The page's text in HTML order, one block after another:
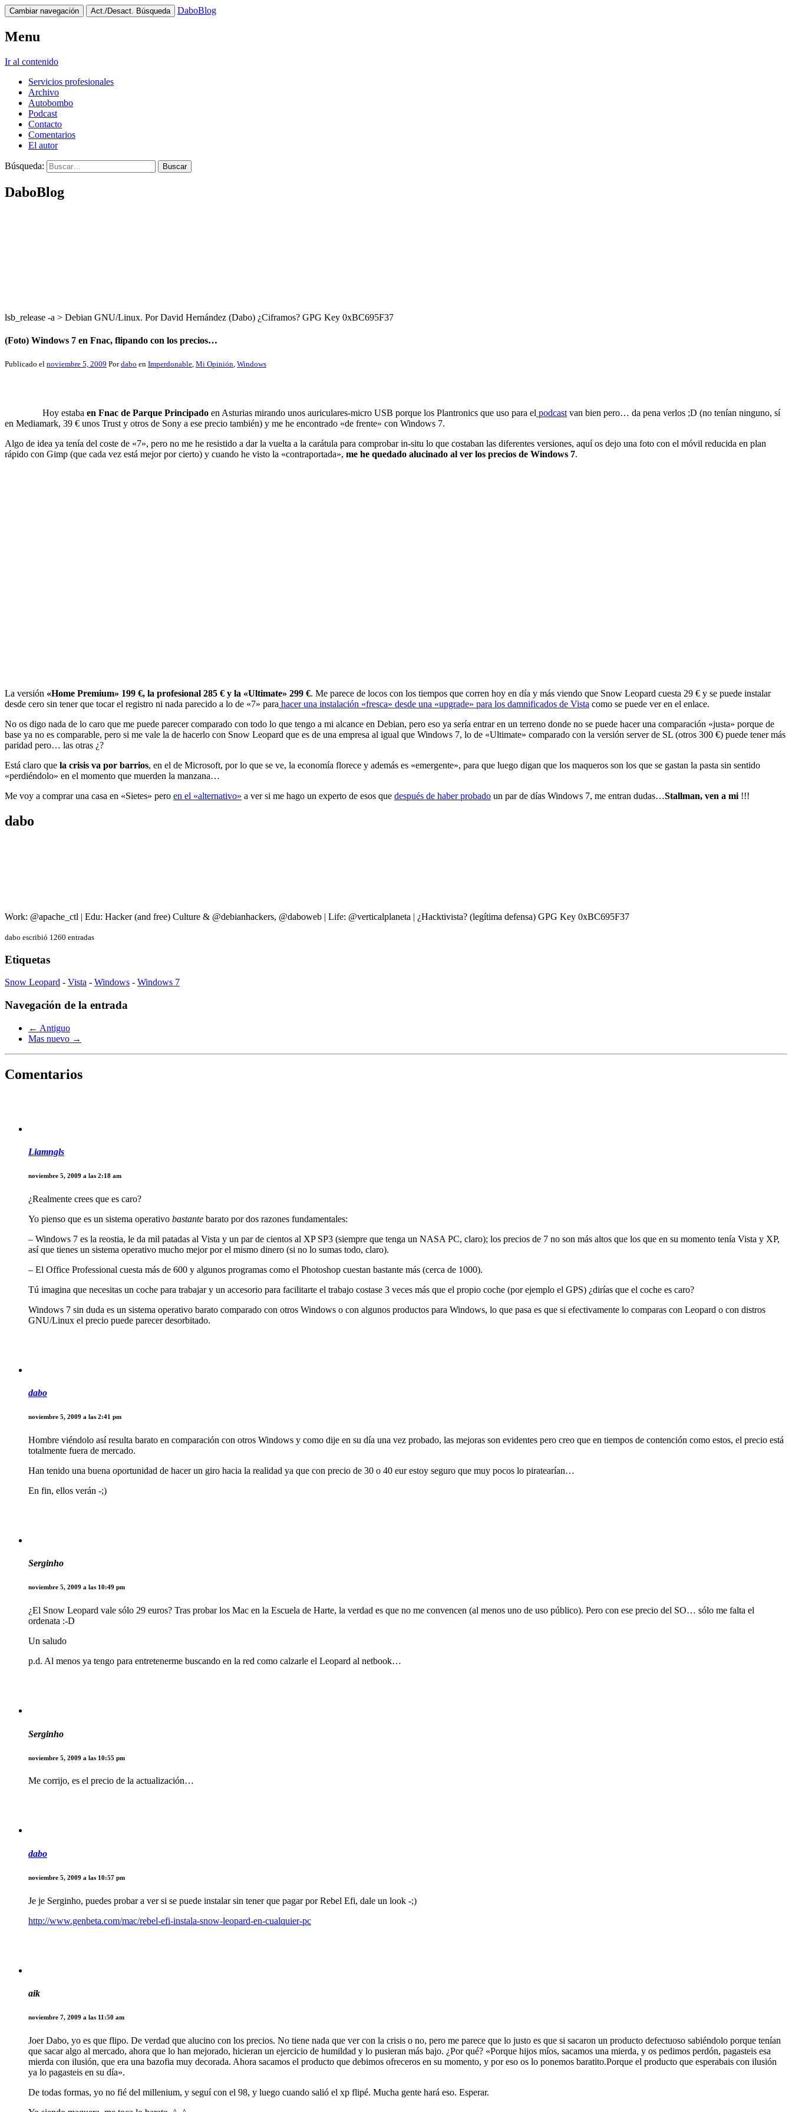
Cambiar navegación Act./Desact. Búsqueda DaboBlog
Menu
Ir al contenido
Servicios profesionales
Archivo
Autobombo
Podcast
Contacto
Comentarios
El autor
Búsqueda:
DaboBlog
lsb_release -a > Debian GNU/Linux. Por David Hernández (Dabo) ¿Ciframos? GPG Key 0xBC695F37
(Foto) Windows 7 en Fnac, flipando con los precios…
Publicado el noviembre 5, 2009 Pordabo en Imperdonable, Mi Opinión, Windows
Hoy estaba en Fnac de Parque Principado en Asturias mirando unos auriculares-micro USB porque los Plantronics que uso para el podcast van bien pero… da pena verlos ;D (no tenían ninguno, sí
en Mediamark, 39 € unos Trust y otros de Sony a ese precio también) y me he encontrado «de frente» con Windows 7.
Algo de idea ya tenía del coste de «7», pero no me he resistido a dar la vuelta a la carátula para comprobar in-situ lo que costaban las diferentes versiones, aquí os dejo una foto con el móvil reducida en plan
rápido con Gimp (que cada vez está mejor por cierto) y cuando he visto la «contraportada», me he quedado alucinado al ver los precios de Windows 7.
La versión «Home Premium» 199 €, la profesional 285 € y la «Ultimate» 299 €. Me parece de locos con los tiempos que corren hoy en día y más viendo que Snow Leopard cuesta 29 € y se puede instalar
desde cero sin tener que tocar el registro ni nada parecido a lo de «7» para hacer una instalación «fresca» desde una «upgrade» para los damnificados de Vista como se puede ver en el enlace.
No os digo nada de lo caro que me puede parecer comparado con todo lo que tengo a mi alcance en Debian, pero eso ya sería entrar en un terreno donde no se puede hacer una comparación «justa» porque de
base ya no es comparable, pero si me vale la de hacerlo con Snow Leopard que es de una empresa al igual que Windows 7, lo de «Ultimate» comparado con la versión server de SL (otros 300 €) puede tener más
paridad pero… las otras ¿?
Está claro que la crisis va por barrios, en el de Microsoft, por lo que se ve, la economía florece y además es «emergente», para que luego digan que los maqueros son los que se gastan la pasta sin sentido
«perdiéndolo» en el momento que muerden la manzana…
Me voy a comprar una casa en «Sietes» pero en el «alternativo» a ver si me hago un experto de esos que después de haber probado un par de días Windows 7, me entran dudas…Stallman, ven a mi !!!
dabo
Work: @apache_ctl | Edu: Hacker (and free) Culture & @debianhackers, @daboweb | Life: @verticalplaneta | ¿Hacktivista? (legítima defensa) GPG Key 0xBC695F37
dabo escribió 1260 entradas
Etiquetas
Snow Leopard - Vista - Windows - Windows 7
Navegación de la entrada
← Antiguo
Mas nuevo →
Comentarios
Liamngls
noviembre 5, 2009 a las 2:18 am
¿Realmente crees que es caro?
Yo pienso que es un sistema operativo bastante barato por dos razones fundamentales:
– Windows 7 es la reostia, le da mil patadas al Vista y un par de cientos al XP SP3 (siempre que tenga un NASA PC, claro); los precios de 7 no son más altos que los que en su momento tenía Vista y XP,
así que tienes un sistema operativo mucho mejor por el mismo dinero (si no lo sumas todo, claro).
– El Office Professional cuesta más de 600 y algunos programas como el Photoshop cuestan bastante más (cerca de 1000).
Tú imagina que necesitas un coche para trabajar y un accesorio para facilitarte el trabajo costase 3 veces más que el propio coche (por ejemplo el GPS) ¿dirías que el coche es caro?
Windows 7 sin duda es un sistema operativo barato comparado con otros Windows o con algunos productos para Windows, lo que pasa es que si efectivamente lo comparas con Leopard o con distros
GNU/Linux el precio puede parecer desorbitado.
dabo
noviembre 5, 2009 a las 2:41 pm
Hombre viéndolo así resulta barato en comparación con otros Windows y como dije en su día una vez probado, las mejoras son evidentes pero creo que en tiempos de contención como estos, el precio está
totalmente fuera de mercado.
Han tenido una buena oportunidad de hacer un giro hacia la realidad ya que con precio de 30 o 40 eur estoy seguro que muy pocos lo piratearían…
En fin, ellos verán -;)
Serginho
noviembre 5, 2009 a las 10:49 pm
¿El Snow Leopard vale sólo 29 euros? Tras probar los Mac en la Escuela de Harte, la verdad es que no me convencen (al menos uno de uso público). Pero con ese precio del SO… sólo me falta el
ordenata :-D
Un saludo
p.d. Al menos ya tengo para entretenerme buscando en la red como calzarle el Leopard al netbook…
Serginho
noviembre 5, 2009 a las 10:55 pm
Me corrijo, es el precio de la actualización…
dabo
noviembre 5, 2009 a las 10:57 pm
Je je Serginho, puedes probar a ver si se puede instalar sin tener que pagar por Rebel Efi, dale un look -;)
http://www.genbeta.com/mac/rebel-efi-instala-snow-leopard-en-cualquier-pc
aik
noviembre 7, 2009 a las 11:50 am
Joer Dabo, yo es que flipo. De verdad que alucino con los precios. No tiene nada que ver con la crisis o no, pero me parece que lo justo es que si sacaron un producto defectuoso sabiéndolo porque tenían
que sacar algo al mercado, ahora que lo han mejorado, hicieran un ejercicio de humildad y lo pusieran más bajo. ¿Por qué? «Porque hijos míos, sacamos una mierda, y os pedimos perdón, pagasteis esa
mierda con ilusión, que era una bazofia muy decorada. Ahora sacamos el producto que debimos ofreceros en su momento, y por eso os lo ponemos baratito.Porque el producto que esperabais con ilusión
ya lo pagasteis en su día».
De todas formas, yo no fié del millenium, y seguí con el 98, y luego cuando salió el xp flipé. Mucha gente hará eso. Esperar.